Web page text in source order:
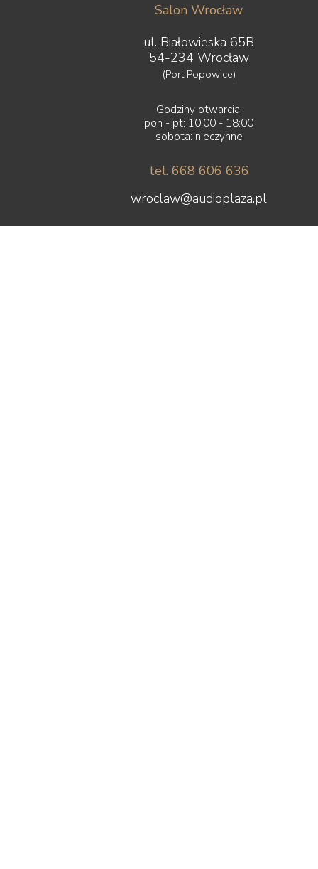
Salon Wrocław
ul. Białowieska 65B
54-234 Wrocław
(Port Popowice)
Godziny otwarcia:
pon - pt: 10:00 - 18:00
sobota: nieczynne
tel. 668 606 636
wroclaw@audioplaza.pl